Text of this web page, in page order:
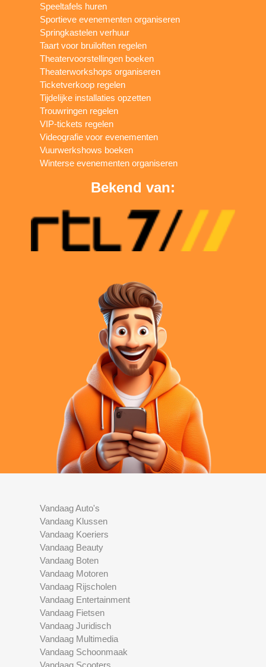
Speeltafels huren
Sportieve evenementen organiseren
Springkastelen verhuur
Taart voor bruiloften regelen
Theatervoorstellingen boeken
Theaterworkshops organiseren
Ticketverkoop regelen
Tijdelijke installaties opzetten
Trouwringen regelen
VIP-tickets regelen
Videografie voor evenementen
Vuurwerkshows boeken
Winterse evenementen organiseren
Bekend van:
Vandaag Auto's
Vandaag Klussen
Vandaag Koeriers
Vandaag Beauty
Vandaag Boten
Vandaag Motoren
Vandaag Rijscholen
Vandaag Entertainment
Vandaag Fietsen
Vandaag Juridisch
Vandaag Multimedia
Vandaag Schoonmaak